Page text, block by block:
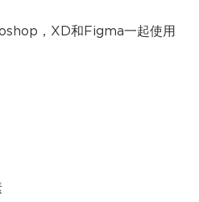
，XD和Figma一起使用